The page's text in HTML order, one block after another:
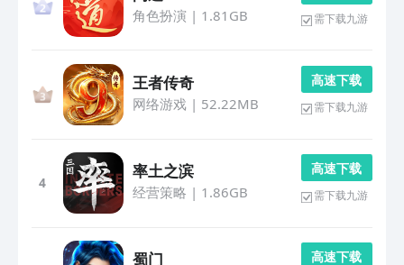
角色扮演 | 1.81GB 需下载九游
王者传奇
网络游戏| 52.22MB
高 速 下 载
需下载九游
4
率土之滨
经营策略 | 1.86GB
高 速 下 载
需下载九游
蜀门 高 速 下 载